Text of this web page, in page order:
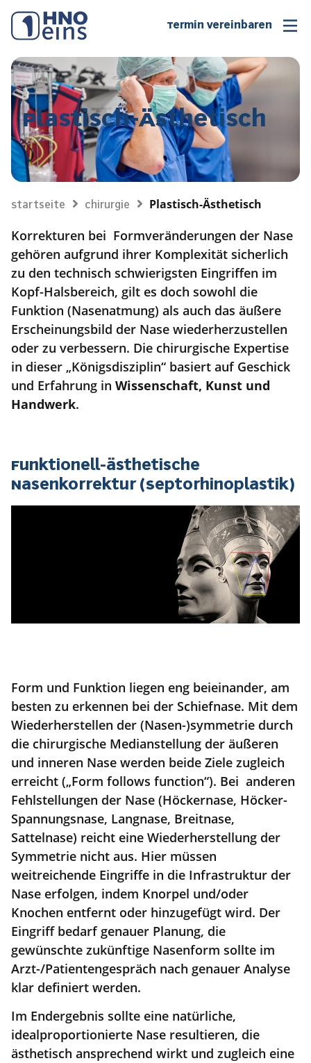
Termin vereinbaren
Plastisch-Ästhetisch
Startseite Chirurgie Plastisch-Ästhetisch
Korrekturen bei Formveränderungen der Nase
gehören aufgrund ihrer Komplexität sicherlich
zu den technisch schwierigsten Eingriffen im
Kopf-Halsbereich, gilt es doch sowohl die
Funktion (Nasenatmung) als auch das äußere
Erscheinungsbild der Nase wiederherzustellen
oder zu verbessern. Die chirurgische Expertise
in dieser „Königsdisziplin“ basiert auf Geschick
und Erfahrung in Wissenschaft, Kunst und
Handwerk.
Funktionell-ästhetische
Nasenkorrektur (Septorhinoplastik)
Form und Funktion liegen eng beieinander, am
besten zu erkennen bei der Schiefnase. Mit dem
Wiederherstellen der (Nasen-)symmetrie durch
die chirurgische Medianstellung der äußeren
und inneren Nase werden beide Ziele zugleich
erreicht („Form follows function“). Bei anderen
Fehlstellungen der Nase (Höckernase, Höcker-
Spannungsnase, Langnase, Breitnase,
Sattelnase) reicht eine Wiederherstellung der
Symmetrie nicht aus. Hier müssen
weitreichende Eingriffe in die Infrastruktur der
Nase erfolgen, indem Knorpel und/oder
Knochen entfernt oder hinzugefügt wird. Der
Eingriff bedarf genauer Planung, die
gewünschte zukünftige Nasenform sollte im
Arzt-/Patientengespräch nach genauer Analyse
klar definiert werden.
Im Endergebnis sollte eine natürliche,
idealproportionierte Nase resultieren, die
ästhetisch ansprechend wirkt und zugleich eine